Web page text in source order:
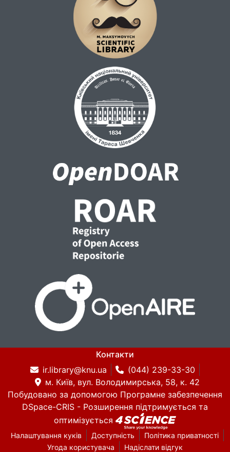
Контакти
ir.library@knu.ua
(044) 239-33-30
м. Київ, вул. Володимирська, 58, к. 42
Побудовано за допомогою Програмне забезпечення
DSpace-CRIS - Розширення підтримується та
оптимізується
Налаштування куків Доступність
Політика приватності
Угода користувача
Надіслати відгук